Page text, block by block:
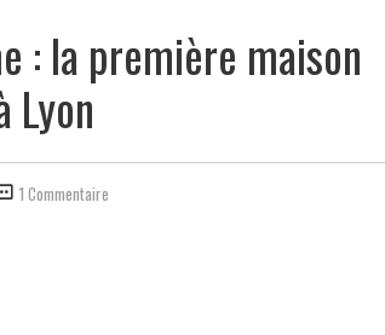
: la première maison
Lyon
1 Commentaire